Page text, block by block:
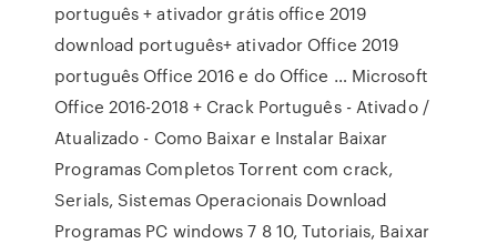
português + ativador grátis office 2019
download português+ ativador Office 2019
português Office 2016 e do Office … Microsoft
Office 2016-2018 + Crack Português - Ativado /
Atualizado - Como Baixar e Instalar Baixar
Programas Completos Torrent com crack,
Serials, Sistemas Operacionais Download
Programas PC windows 7 8 10, Tutoriais, Baixar